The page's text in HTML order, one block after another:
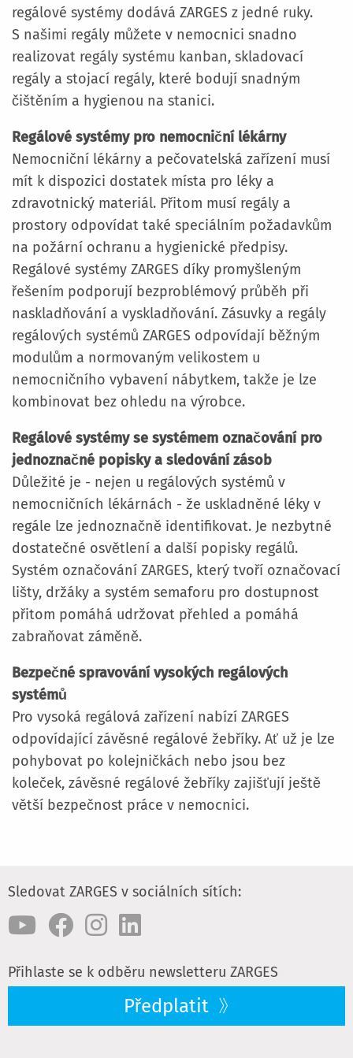
regálové systémy dodává ZARGES z jedné ruky.
S našimi regály můžete v nemocnici snadno
realizovat regály systému kanban, skladovací
regály a stojací regály, které bodují snadným
čištěním a hygienou na stanici.
Regálové systémy pro nemocniční lékárny
Nemocniční lékárny a pečovatelská zařízení musí
mít k dispozici dostatek místa pro léky a
zdravotnický materiál. Přitom musí regály a
prostory odpovídat také speciálním požadavkům
na požární ochranu a hygienické předpisy.
Regálové systémy ZARGES díky promyšleným
řešením podporují bezproblémový průběh při
naskladňování a vyskladňování. Zásuvky a regály
regálových systémů ZARGES odpovídají běžným
modulům a normovaným velikostem u
nemocničního vybavení nábytkem, takže je lze
kombinovat bez ohledu na výrobce.
Regálové systémy se systémem označování pro
jednoznačné popisky a sledování zásob
Důležité je - nejen u regálových systémů v
nemocničních lékárnách - že uskladněné léky v
regále lze jednoznačně identifikovat. Je nezbytné
dostatečné osvětlení a další popisky regálů.
Systém označování ZARGES, který tvoří označovací
lišty, držáky a systém semaforu pro dostupnost
přitom pomáhá udržovat přehled a pomáhá
zabraňovat záměně.
Bezpečné spravování vysokých regálových
systémů
Pro vysoká regálová zařízení nabízí ZARGES
odpovídající závěsné regálové žebříky. Ať už je lze
pohybovat po kolejničkách nebo jsou bez
koleček, závěsné regálové žebříky zajišťují ještě
větší bezpečnost práce v nemocnici.
Sledovat ZARGES v sociálních sítích:
Přihlaste se k odběru newsletteru ZARGES
Předplatit